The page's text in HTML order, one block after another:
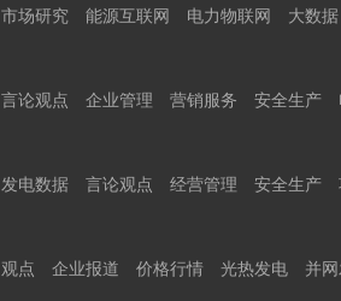
市场研究 能源互联网 电力物联网 大数据
言论观点 企业管理 营销服务 安全生产
发电数据 言论观点 经营管理 安全生产
观点 企业报道 价格行情 光热发电 并